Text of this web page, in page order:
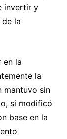
invertir y
la
en la
la
mantuvo sin
si modificó
base en la